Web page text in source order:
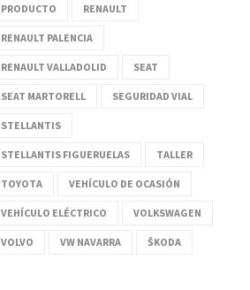
PRODUCTO RENAULT
RENAULT PALENCIA
RENAULT VALLADOLID SEAT
SEAT MARTORELL SEGURIDAD VIAL
STELLANTIS
STELLANTIS FIGUERUELAS TALLER
TOYOTA VEHÍCULO DE OCASIÓN
VEHÍCULO ELÉCTRICO VOLKSWAGEN
VOLVO VW NAVARRA ŠKODA